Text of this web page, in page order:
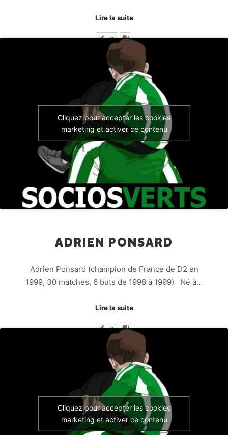
Lire la suite
3
Cliquez pour accepter les cookies
marketing et activer ce contenu
ADRIEN PONSARD
Adrien Ponsard (champion de France de D2 en
1999, 30 matches, 6 buts de 1998 à 1999) Né à…
Lire la suite
2
Cliquez pour accepter les cookies
marketing et activer ce contenu